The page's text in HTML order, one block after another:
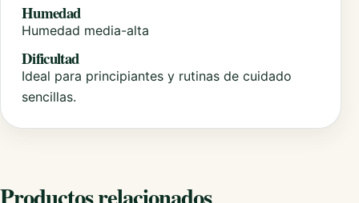
Humedad
Humedad media-alta
Dificultad
Ideal para principiantes y rutinas de cuidado
sencillas.
Productos relacionados